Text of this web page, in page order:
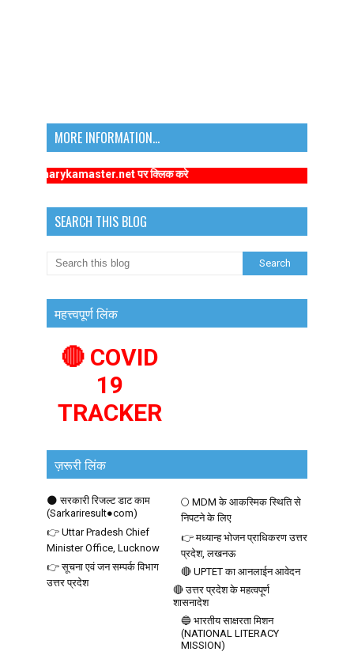
MORE INFORMATION...
पर क्लिक करे
SEARCH THIS BLOG
महत्त्वपूर्ण लिंक
🔴 COVID
19
TRACKER
ज़रूरी लिंक
🌑 सरकारी रिजल्ट डाट काम
(Sarkariresult●com)
🌕 MDM के आकस्मिक स्थिति से
निपटने के लिए
👉 Uttar Pradesh Chief
Minister Office, Lucknow
👉 मध्यान्ह भोजन प्राधिकरण उत्तर
प्रदेश, लखनऊ
👉 सूचना एवं जन सम्पर्क विभाग
उत्तर प्रदेश
🔴 UPTET का आनलाईन आवेदन
🔴 उत्तर प्रदेश के महत्वपूर्ण
शासनादेश
🔵 भारतीय साक्षरता मिशन
(NATIONAL LITERACY
MISSION)